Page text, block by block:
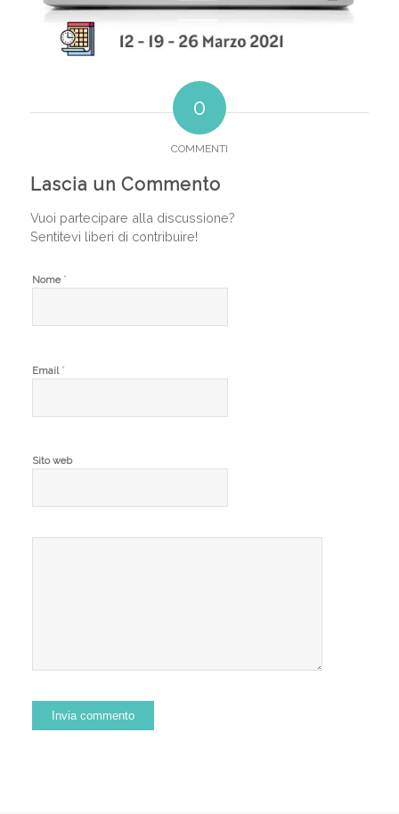
0
COMMENTI
Lascia un Commento
Vuoi partecipare alla discussione?
Sentitevi liberi di contribuire!
Nome *
Email *
Sito web